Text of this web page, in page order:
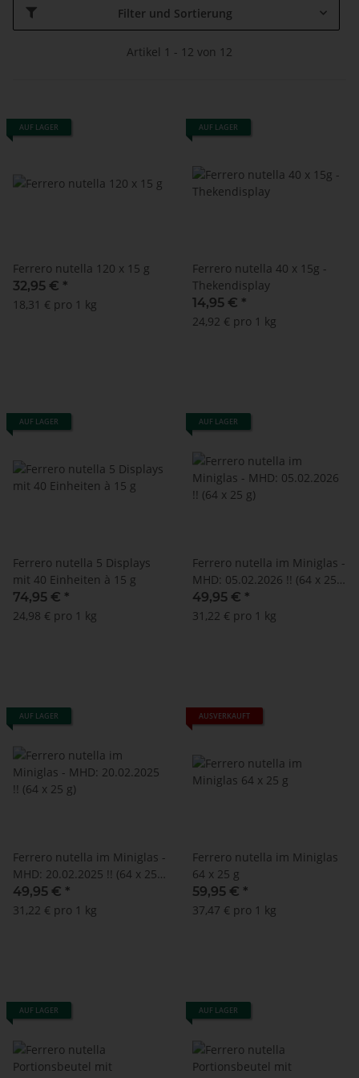
Filter und Sortierung
Artikel 1 - 12 von 12
AUF LAGER
Ferrero nutella 120 x 15 g
32,95 € *
18,31 € pro 1 kg
AUF LAGER
Ferrero nutella 40 x 15g -
Thekendisplay
14,95 € *
24,92 € pro 1 kg
AUF LAGER
Ferrero nutella 5 Displays
mit 40 Einheiten à 15 g
74,95 € *
24,98 € pro 1 kg
AUF LAGER
Ferrero nutella im Miniglas -
MHD: 05.02.2026 !! (64 x 25
g)
49,95 € *
31,22 € pro 1 kg
AUF LAGER
Ferrero nutella im Miniglas -
MHD: 20.02.2025 !! (64 x 25
g)
49,95 € *
31,22 € pro 1 kg
AUSVERKAUFT
Ferrero nutella im Miniglas
64 x 25 g
59,95 € *
37,47 € pro 1 kg
AUF LAGER AUF LAGER